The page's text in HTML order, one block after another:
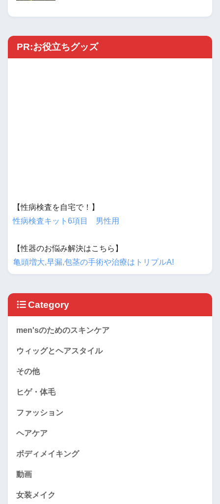
PR:お役立ちグッズ
【性病検査を自宅で！】
性病検査キット6項目 男性用
【性器のお悩み解決はこちら】
亀頭増大,早漏,包茎の手術や治療はトリプルA!
Category
men'sのためのスキンケア
ウィッグとヘアスタイル
その他
ヒゲ・体毛
ファッション
ヘアケア
ボディメイキング
動画
女装メイク